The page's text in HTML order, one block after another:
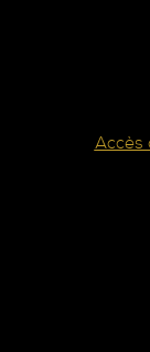
Accès